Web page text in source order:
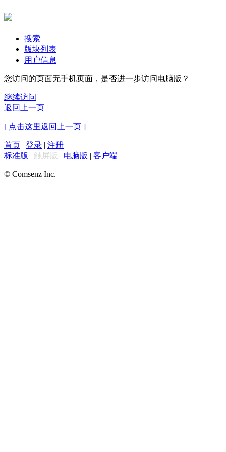
搜索
版块列表
用户信息
您访问的页面无手机页面，是否进一步访问电脑版？
继续访问
返回上一页
[ 点击这里返回上一页 ]
首页 | 登录 | 注册
标准版 | 触屏版 | 电脑版 | 客户端
© Comsenz Inc.